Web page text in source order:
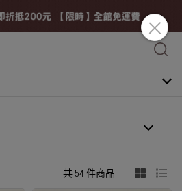
共 54 件商品